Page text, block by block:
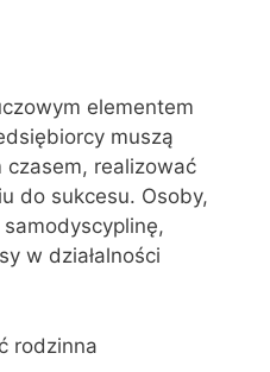
elementem
muszą
czasem, realizować
do sukcesu. Osoby,
w działalności
rodzinna